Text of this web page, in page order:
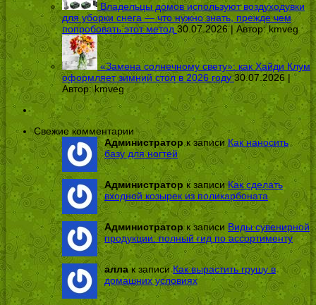
Владельцы домов используют воздуходувки
для уборки снега — что нужно знать, прежде чем
попробовать этот метод 30.07.2026 | Автор:kmveg
«Замена солнечному свету»: как Хайди Клум
оформляет зимний стол в 2026 году 30.07.2026 |
Автор:kmveg
Свежие комментарии
Администраторк записиКак наносить
базу для ногтей
Администратор к записиКак сделать
входной козырек из поликарбоната
Администраторк записи Виды сувенирной
продукции: полный гид по ассортименту
аллак записиКак вырастить грушу в
домашних условиях